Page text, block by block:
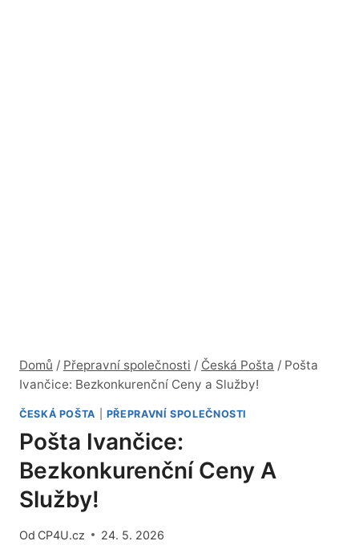
Domů / Přepravní společnosti / Česká Pošta / Pošta
Ivančice: Bezkonkurenční Ceny a Služby!
ČESKÁ POŠTA PŘEPRAVNÍ SPOLEČNOSTI
Pošta Ivančice:
Bezkonkurenční Ceny A
Služby!
Od CP4U.cz 24. 5. 2026